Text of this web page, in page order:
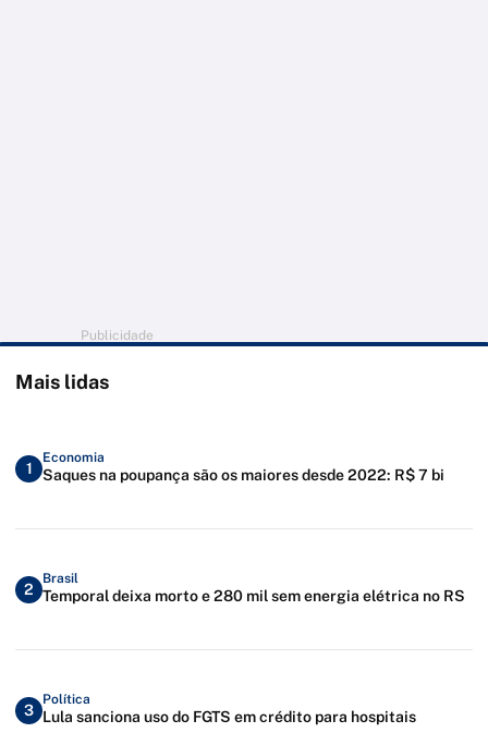
Publicidade
Mais lidas
1
Economia
Saques na poupança são os maiores desde 2022: R$ 7 bi
2
Brasil
Temporal deixa morto e 280 mil sem energia elétrica no RS
3
Política
Lula sanciona uso do FGTS em crédito para hospitais